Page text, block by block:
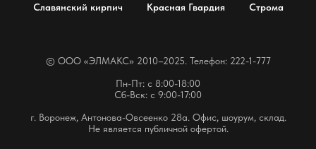
Славянский кирпич Красная Гвардия Строма
© OOO «ЭЛМАКС» 2010–2025. Телефон: 222-1-777
Пн-Пт: с 8:00-18:00
Сб-Вск: с 9:00-17:00
г. Воронеж, Антонова-Овсеенко 28а. Офис, шоурум, склад.
Не является публичной офертой.